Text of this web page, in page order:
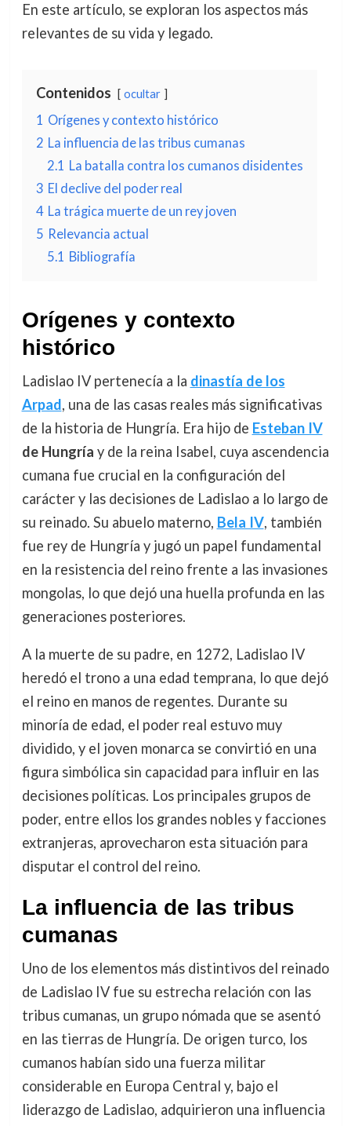
En este artículo, se exploran los aspectos más
relevantes de su vida y legado.
Contenidos ocultar
1 Orígenes y contexto histórico
2 La influencia de las tribus cumanas
2.1 La batalla contra los cumanos disidentes
3 El declive del poder real
4 La trágica muerte de un rey joven
5 Relevancia actual
5.1 Bibliografía
Orígenes y contexto
histórico
Ladislao IV pertenecía a la dinastía de los
Arpad, una de las casas reales más significativas
de la historia de Hungría. Era hijo de Esteban IV
de Hungría y de la reina Isabel, cuya ascendencia
cumana fue crucial en la configuración del
carácter y las decisiones de Ladislao a lo largo de
su reinado. Su abuelo materno, Bela IV, también
fue rey de Hungría y jugó un papel fundamental
en la resistencia del reino frente a las invasiones
mongolas, lo que dejó una huella profunda en las
generaciones posteriores.
A la muerte de su padre, en 1272, Ladislao IV
heredó el trono a una edad temprana, lo que dejó
el reino en manos de regentes. Durante su
minoría de edad, el poder real estuvo muy
dividido, y el joven monarca se convirtió en una
figura simbólica sin capacidad para influir en las
decisiones políticas. Los principales grupos de
poder, entre ellos los grandes nobles y facciones
extranjeras, aprovecharon esta situación para
disputar el control del reino.
La influencia de las tribus
cumanas
Uno de los elementos más distintivos del reinado
de Ladislao IV fue su estrecha relación con las
tribus cumanas, un grupo nómada que se asentó
en las tierras de Hungría. De origen turco, los
cumanos habían sido una fuerza militar
considerable en Europa Central y, bajo el
liderazgo de Ladislao, adquirieron una influencia